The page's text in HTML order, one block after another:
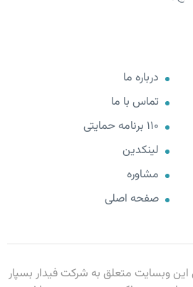
درباره ما
تماس با ما
110 برنامه حمایتی
لینکدین
مشاوره
صفحه اصلی
وبسایت متعلق به شرکت فیدار بسپار